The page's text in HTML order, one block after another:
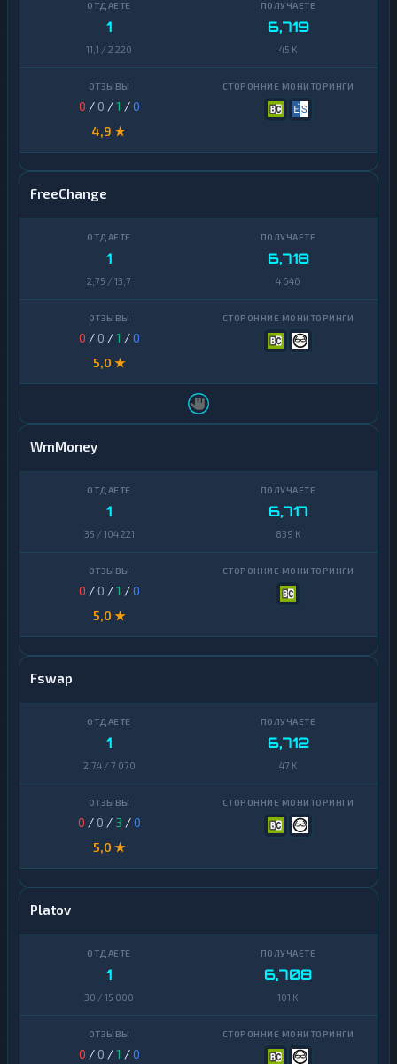
1
11,1 / 2 220
6,719
45 K
0 / 0 /1 /0
4,9 ★
FreeChange
1
2,75 / 13,7
6,718
4 646
0 / 0 /1 /0
5,0 ★
WmMoney
1
35 / 104 221
6,717
839 K
0 / 0 /1 /0
5,0 ★
Fswap
1
2,74 / 7 070
6,712
47 K
0 / 0 / 3 /0
5,0 ★
Platov
1
30 / 15 000
6,708
101 K
0 / 0 /1 /0